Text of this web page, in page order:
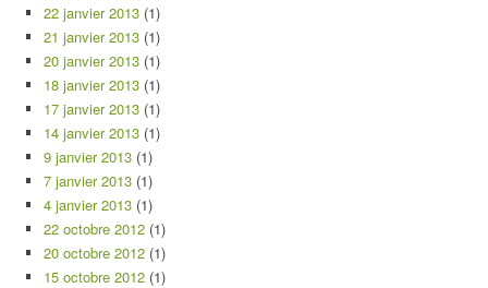
22 janvier 2013 (1)
21 janvier 2013 (1)
20 janvier 2013 (1)
18 janvier 2013 (1)
17 janvier 2013 (1)
14 janvier 2013 (1)
9 janvier 2013 (1)
7 janvier 2013 (1)
4 janvier 2013 (1)
22 octobre 2012 (1)
20 octobre 2012 (1)
15 octobre 2012 (1)